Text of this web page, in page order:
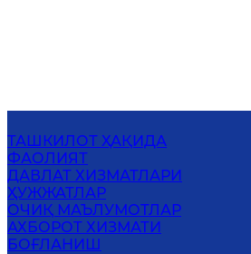
ТАШКИЛОТ ҲАҚИДА
ФАОЛИЯТ
ДАВЛАТ ХИЗМАТЛАРИ
ҲУЖЖАТЛАР
ОЧИҚ МАЪЛУМОТЛАР
АХБОРОТ ХИЗМАТИ
БОҒЛАНИШ